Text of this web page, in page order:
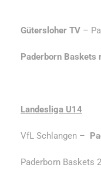
Gütersloher TV –
Paderborn Baskets
Landesliga U14
VfL Schlangen –
Paderborn Baskets